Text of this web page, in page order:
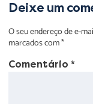
Deixe um
O seu endereço de e-
marcados com*
Comentário *